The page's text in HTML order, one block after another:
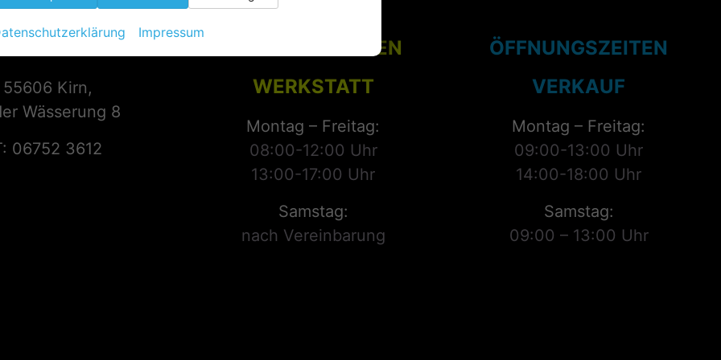
55606 Kirn,
Wässerung 8
06752 3612
ÖFFNUNGSZEITEN
WERKSTATT
Montag – Freitag:
08:00-12:00 Uhr
13:00-17:00 Uhr
Samstag:
nach Vereinbarung
ÖFFNUNGSZEITEN
VERKAUF
Montag – Freitag:
09:00-13:00 Uhr
14:00-18:00 Uhr
Samstag:
09:00 – 13:00 Uhr
Impressum